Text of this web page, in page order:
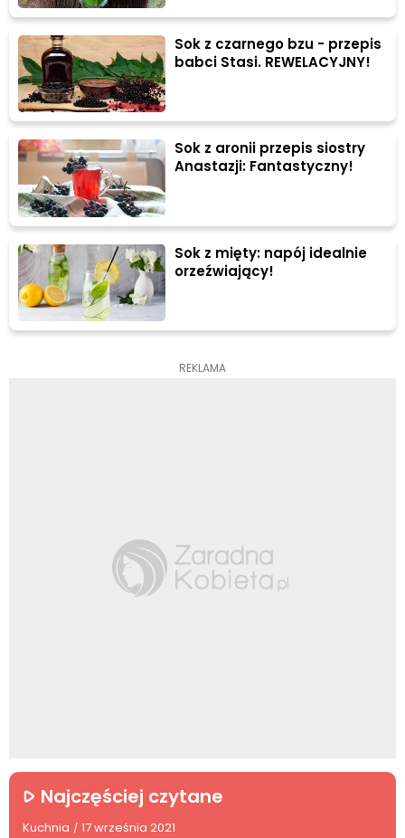
Sok z czarnego bzu - przepis
babci Stasi. REWELACYJNY!
Sok z aronii przepis siostry
Anastazji: Fantastyczny!
Sok z mięty: napój idealnie
orzeźwiający!
REKLAMA
Najczęściej czytane
Kuchnia / 17 września 2021